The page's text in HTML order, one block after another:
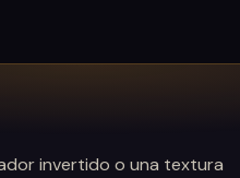
invertido o una textura